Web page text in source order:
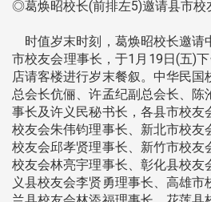
◎葛焕昭校长(前排左5)邀请县市校
时值岁末时刻，葛焕昭校长邀请
市校友会理事长，于1月19日(五)
店请客楼进行岁末餐叙。中华民
总会长伉俪、许孟纪副总会长、陈
事长及许义民秘书长，各县市校友
校友会朱伟钧理事长、新北市校友
校友会邱孝贤理事长、新竹市校友
校友会林亮宇理事长、彰化县校友
义县校友会李贤勇理事长、高雄